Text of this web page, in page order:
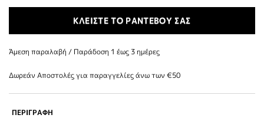
ΚΛΕΙΣΤΕ ΤΟ ΡΑΝΤΕΒΟΥ ΣΑΣ
Άμεση παραλαβή / Παράδoση 1 έως 3 ημέρες
Δωρεάν Αποστολές για παραγγελίες άνω των €50
ΠΕΡΙΓΡΑΦΗ